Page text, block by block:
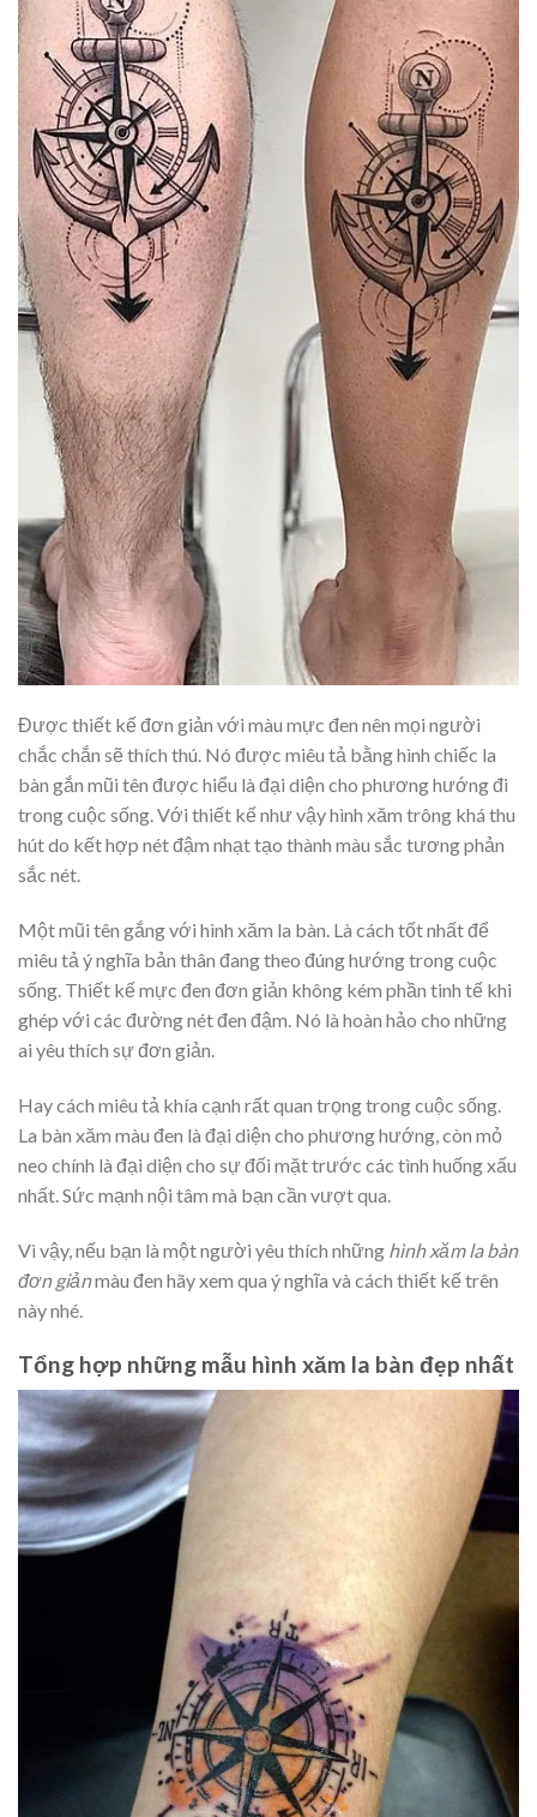
Được thiết kế đơn giản với màu mực đen nên mọi người
chắc chắn sẽ thích thú. Nó được miêu tả bằng hình chiếc la
bàn gắn mũi tên được hiểu là đại diện cho phương hướng đi
trong cuộc sống. Với thiết kế như vậy hình xăm trông khá thu
hút do kết hợp nét đậm nhạt tạo thành màu sắc tương phản
sắc nét.
Một mũi tên gắng với hình xăm la bàn. Là cách tốt nhất để
miêu tả ý nghĩa bản thân đang theo đúng hướng trong cuộc
sống. Thiết kế mực đen đơn giản không kém phần tinh tế khi
ghép với các đường nét đen đậm. Nó là hoàn hảo cho những
ai yêu thích sự đơn giản.
Hay cách miêu tả khía cạnh rất quan trọng trong cuộc sống.
La bàn xăm màu đen là đại diện cho phương hướng, còn mỏ
neo chính là đại diện cho sự đối mặt trước các tình huống xấu
nhất. Sức mạnh nội tâm mà bạn cần vượt qua.
Vì vậy, nếu bạn là một người yêu thích những hình xăm la bàn
đơn giảnmàu đen hãy xem qua ý nghĩa và cách thiết kế trên
này nhé.
Tổng hợp những mẫu hình xăm la bàn đẹp nhất